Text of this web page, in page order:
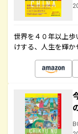
世界を４０年以上
けする、人生を輝